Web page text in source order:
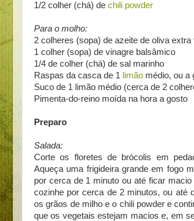
1/2 colher (chá) de chili powder
Para o molho:
2 colheres (sopa) de azeite de oliva extra
1 colher (sopa) de vinagre balsâmico
1/4 de colher (chá) de sal marinho
Raspas da casca de 1 limão médio, ou a
Suco de 1 limão médio (cerca de 2
Pimenta-do-reino moída na hora a gosto
Preparo
Salada:
Corte os floretes de brócolis em
Aqueça uma frigideira grande em fogo
por cerca de 1 minuto ou até ficar
cozinhe por cerca de 2 minutos, ou até
os grãos de milho e o chili powder e
que os vegetais estejam macios e, em